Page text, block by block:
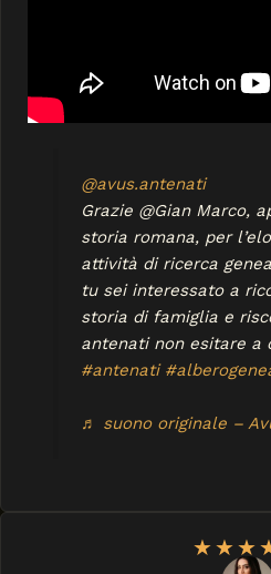
@avus.antenati
Grazie @Gian Marco,
storia romana, per
attività di ricerca
tu sei interessato a
storia di famiglia e
antenati non esitare a
#antenati
♬ suono originale –
★★★